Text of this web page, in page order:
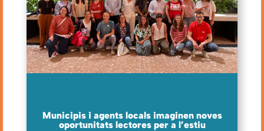
Municipis i agents locals imaginen noves
oportunitats lectores per a l’estiu